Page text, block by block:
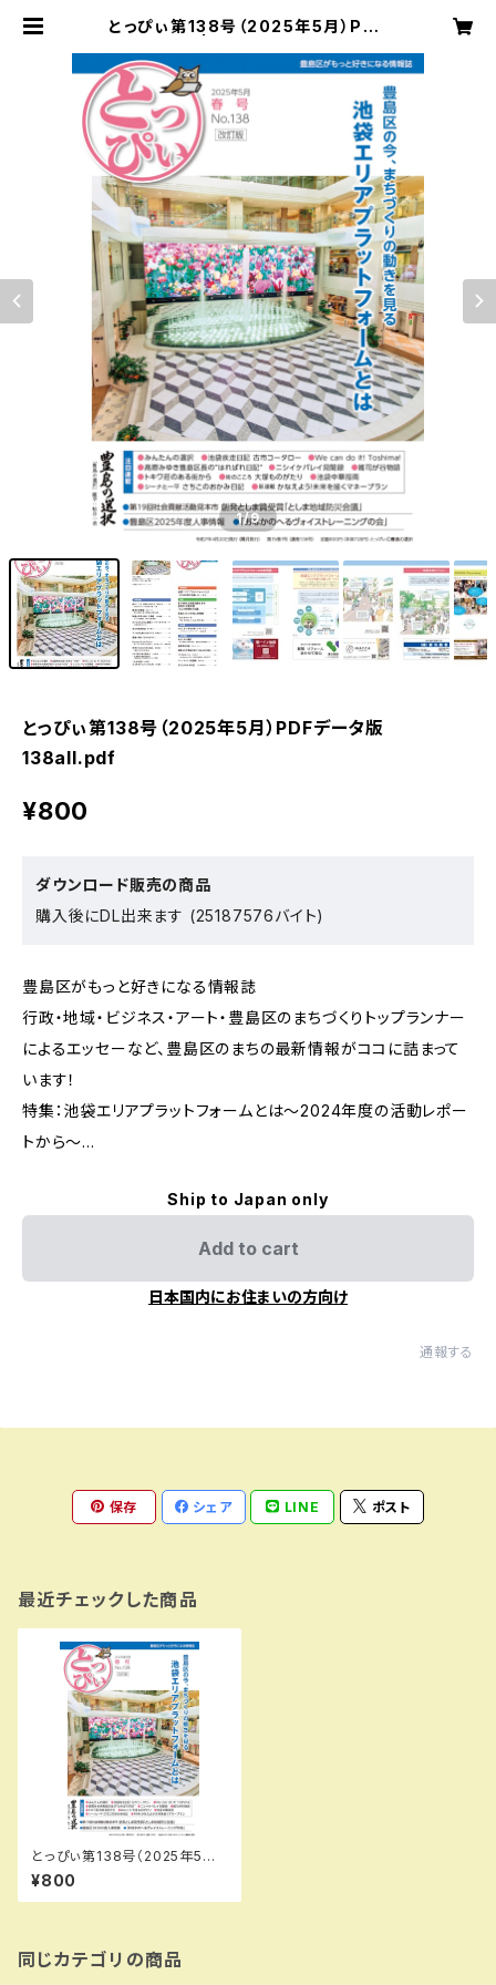
とっぴぃ第138号（2025年5月）PDF
1/9
とっぴぃ第138号（2025年5月）PDFデータ版
138all.pdf
¥800
ダウンロード販売の商品
購入後にDL出来ます (25187576バイト)
豊島区がもっと好きになる情報誌
行政・地域・ビジネス・アート・豊島区のまちづくりトップランナー
によるエッセーなど、豊島区のまちの最新情報がココに詰まって
います！
特集：池袋エリアプラットフォームとは～2024年度の活動レポー
トから～…
Ship to Japan only
Add to cart
日本国内にお住まいの方向け
通報する
保存 シェア LINE ポスト
最近チェックした商品
とっぴぃ第138号（2025年5月）
PDFデータ版
¥800
同じカテゴリの商品